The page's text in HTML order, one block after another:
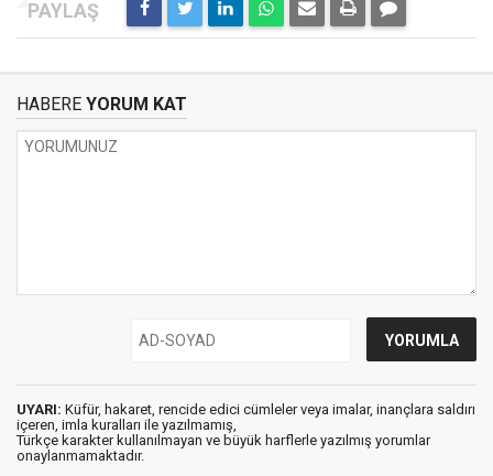
HABERE YORUM KAT
UYARI: Küfür, hakaret, rencide edici cümleler veya imalar, inançlara saldırı
içeren, imla kuralları ile yazılmamış,
Türkçe karakter kullanılmayan ve büyük harflerle yazılmış yorumlar
onaylanmamaktadır.